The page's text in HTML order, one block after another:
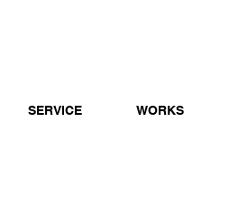
SERVICE WORKS